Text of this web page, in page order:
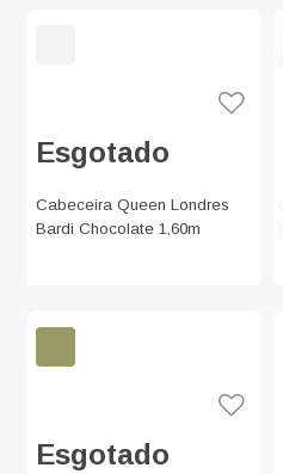
Esgotado
Cabeceira Queen Londres
Bardi Chocolate 1,60m
Esgotado